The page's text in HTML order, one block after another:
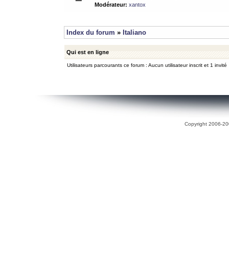
Modérateur: xantox
Index du forum » Italiano
Qui est en ligne
Utilisateurs parcourants ce forum : Aucun utilisateur inscrit et 1 invité
Copyright 2006-